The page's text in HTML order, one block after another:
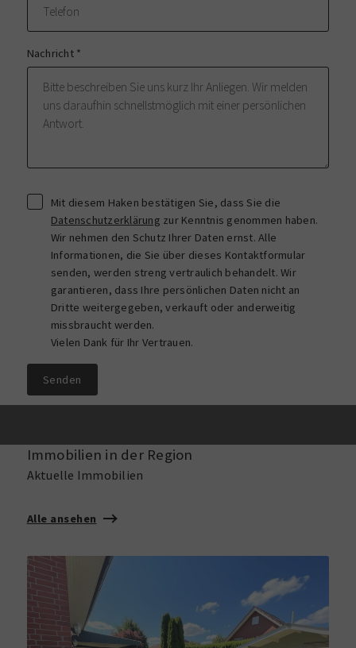
Nachricht *
Mit diesem Haken bestätigen Sie, dass Sie die
Datenschutzerklärung zur Kenntnis genommen haben.
Wir nehmen den Schutz Ihrer Daten ernst. Alle
Informationen, die Sie über dieses Kontaktformular
senden, werden streng vertraulich behandelt. Wir
garantieren, dass Ihre persönlichen Daten nicht an
Dritte weitergegeben, verkauft oder anderweitig
missbraucht werden.
Vielen Dank für Ihr Vertrauen.
Senden
Immobilien in der Region
Aktuelle Immobilien
Alle ansehen